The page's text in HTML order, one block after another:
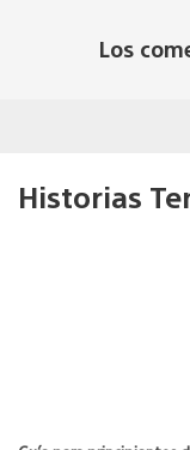
Los
Historias